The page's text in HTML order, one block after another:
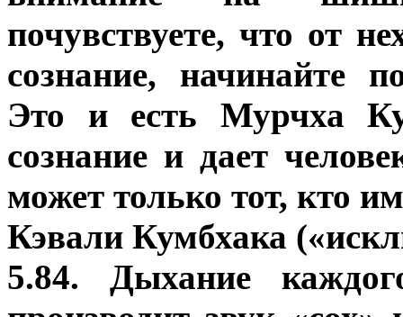
почувствуете, что от
сознание, начинайте
Это и есть Мурчха
сознание и дает
может только тот, кто
Кэвали Кумбхака
5.84. Дыхание